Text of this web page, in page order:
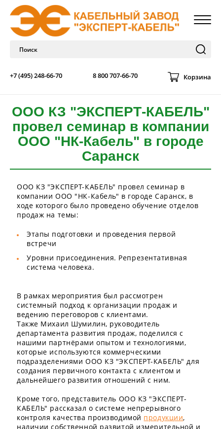
+7 (495) 248-66-70 8 800 707-66-70 Корзина
ООО КЗ "ЭКСПЕРТ-КАБЕЛЬ"
провел семинар в компании
ООО "НК-Кабель" в городе
Саранск
ООО КЗ "ЭКСПЕРТ-КАБЕЛЬ" провел семинар в
компании ООО "НК-Кабель" в городе Саранск, в
ходе которого было проведено обучение отделов
продаж на темы:
Этапы подготовки и проведения первой
встречи
Уровни присоединения. Репрезентативная
система человека.
В рамках мероприятия был рассмотрен
системный подход к организации продаж и
ведению переговоров с клиентами.
Также Михаил Шумилин, руководитель
департамента развития продаж, поделился с
нашими партнёрами опытом и технологиями,
которые используются коммерческими
подразделениями ООО КЗ "ЭКСПЕРТ-КАБЕЛЬ" для
создания первичного контакта с клиентом и
дальнейшего развития отношений с ним.
Кроме того, представитель ООО КЗ "ЭКСПЕРТ-
КАБЕЛЬ" рассказал о системе непрерывного
контроля качества производимой продукции,
наличии собственной развитой измерительной и